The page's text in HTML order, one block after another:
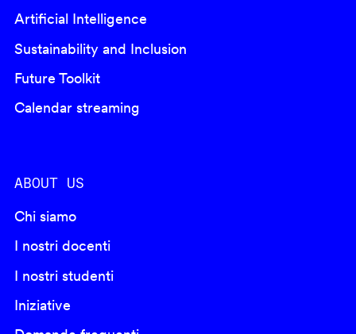
Artificial Intelligence
Sustainability and Inclusion
Future Toolkit
Calendar streaming
ABOUT US
Chi siamo
I nostri docenti
I nostri studenti
Iniziative